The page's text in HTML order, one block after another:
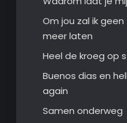
Om jou zal ik
meer laten
Heel de kroeg op
Buenos dias en
again
Samen onderweg